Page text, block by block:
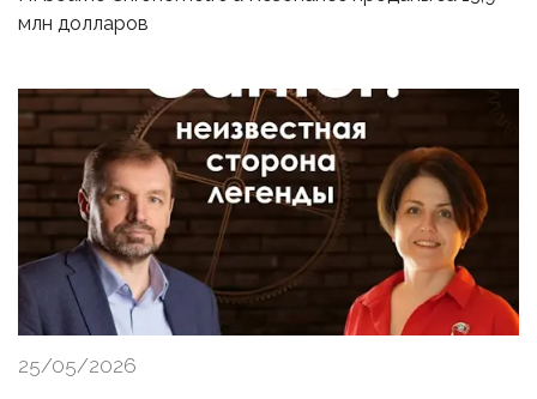
млн долларов
25/05/2026